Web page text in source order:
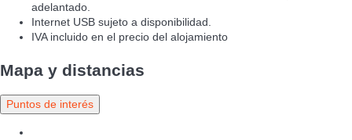
adelantado.
Internet USB sujeto a disponibilidad.
IVA incluido en el precio del alojamiento
Mapa y distancias
Puntos de interés